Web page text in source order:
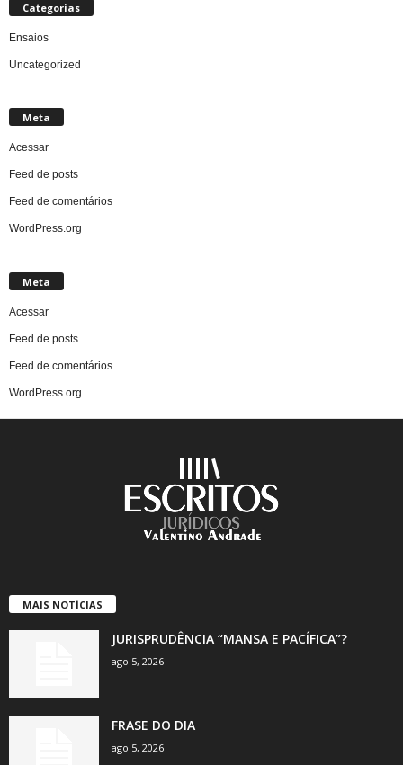
Categorias
Ensaios
Uncategorized
Meta
Acessar
Feed de posts
Feed de comentários
WordPress.org
Meta
Acessar
Feed de posts
Feed de comentários
WordPress.org
MAIS NOTÍCIAS
JURISPRUDÊNCIA “MANSA E PACÍFICA”?
ago 5, 2026
FRASE DO DIA
ago 5, 2026